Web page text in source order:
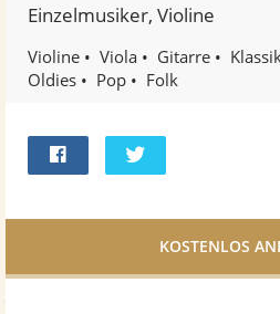
Einzelmusiker, Violine
Violine Viola Gitarre
Oldies
Pop Folk
Facebook